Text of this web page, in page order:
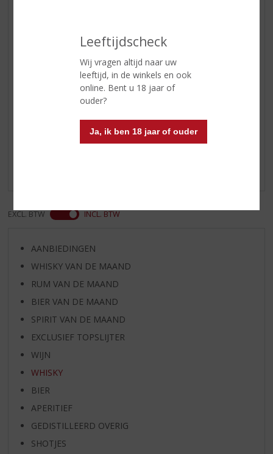
Leeftijdscheck
Wij vragen altijd naar uw
leeftijd, in de winkels en ook
online. Bent u 18 jaar of
ouder?
Ja, ik ben 18 jaar of ouder
Het geeft deze stevige whisky een
lang en droog
Reviews
EXCL. BTW INCL. BTW
AANBIEDINGEN
WHISKY VAN DE MAAND
RUM VAN DE MAAND
BIER VAN DE MAAND
SPIRIT VAN DE MAAND
EXCLUSIEF TOPSLIJTER
WIJN
WHISKY
BIER
APERITIEF
GEDISTILLEERD OVERIG
SHOTJES